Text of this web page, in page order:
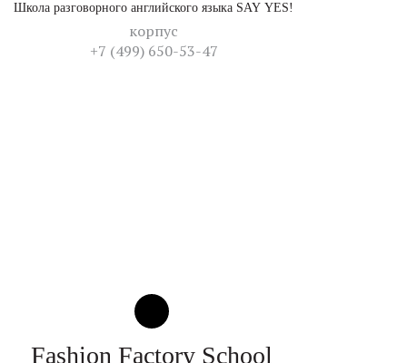
Школа разговорного английского языка SAY YES!
корпус
+7 (499) 650-53-47
Fashion Factory School